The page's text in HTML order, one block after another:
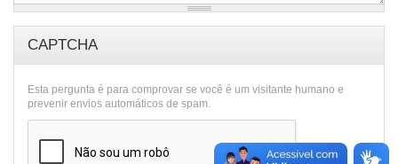
CAPTCHA
Esta pergunta é para comprovar se você é um visitante humano e
prevenir envios automáticos de spam.